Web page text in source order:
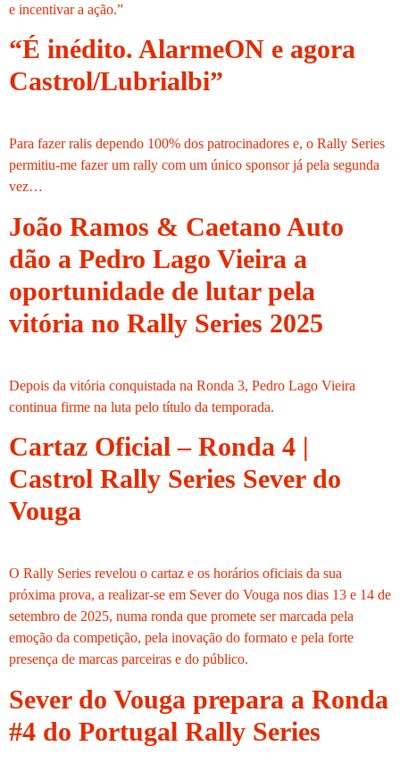
e incentivar a ação.”
“É inédito. AlarmeON e agora
Castrol/Lubrialbi”
Para fazer ralis dependo 100% dos patrocinadores e, o Rally Series
permitiu-me fazer um rally com um único sponsor já pela segunda
vez…
João Ramos & Caetano Auto
dão a Pedro Lago Vieira a
oportunidade de lutar pela
vitória no Rally Series 2025
Depois da vitória conquistada na Ronda 3, Pedro Lago Vieira
continua firme na luta pelo título da temporada.
Cartaz Oficial – Ronda 4 |
Castrol Rally Series Sever do
Vouga
O Rally Series revelou o cartaz e os horários oficiais da sua
próxima prova, a realizar-se em Sever do Vouga nos dias 13 e 14 de
setembro de 2025, numa ronda que promete ser marcada pela
emoção da competição, pela inovação do formato e pela forte
presença de marcas parceiras e do público.
Sever do Vouga prepara a Ronda
#4 do Portugal Rally Series